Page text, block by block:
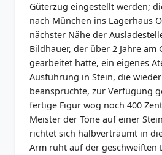
Güterzug eingestellt werden;
nach München ins Lagerhaus
nächster Nähe der
Bildhauer, der über 2 Jahre am
gearbeitet hatte, ein eigenes
Ausführung in Stein, die
beanspruchte, zur Verfügung
fertige Figur wog noch 400
Meister der Töne auf einer
richtet sich halbverträumt in
Arm ruht auf der geschweiften